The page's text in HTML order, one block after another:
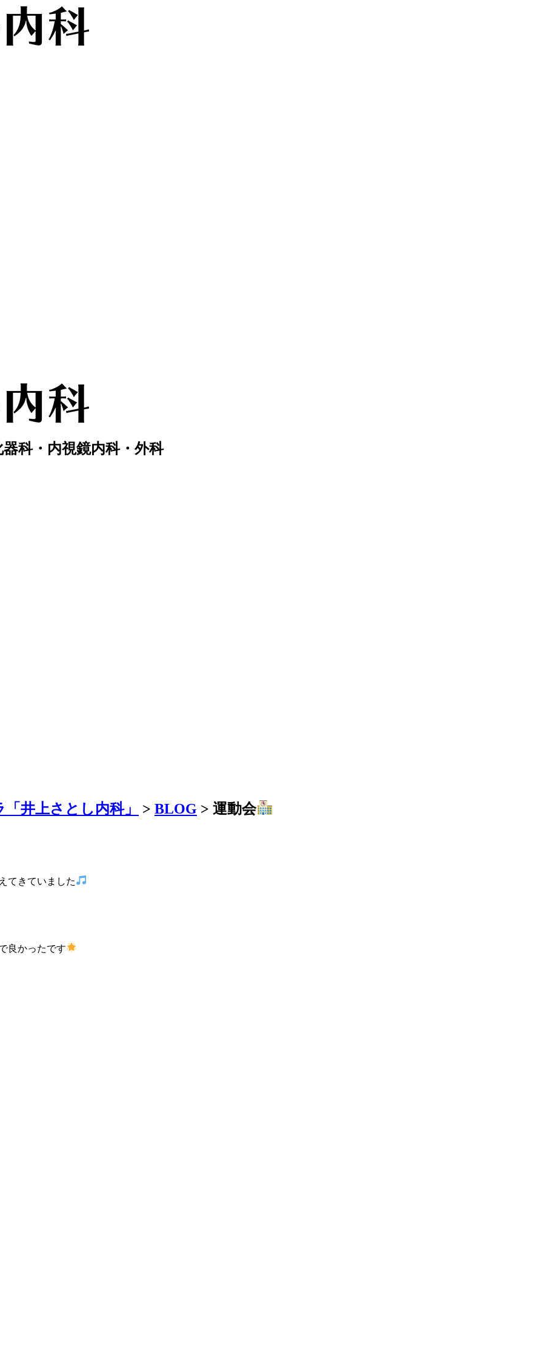
科・内視鏡内科・外科
井上さとし内科」 > BLOG > 運動会
てきていました
良かったです